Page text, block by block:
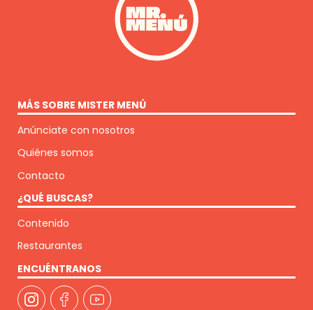
MÁS SOBRE MISTER MENÚ
Anúnciate con nosotros
Quiénes somos
Contacto
¿QUÉ BUSCAS?
Contenido
Restaurantes
ENCUÉNTRANOS